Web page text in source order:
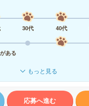
30代 40代
ある
もっと見る
応募へ進む